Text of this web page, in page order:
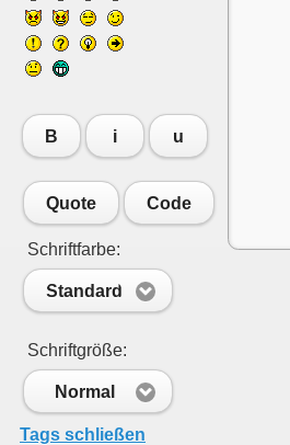
B i u
Quote Code
Schriftfarbe:
Standard
Schriftgröße:
Normal
Tags schließen